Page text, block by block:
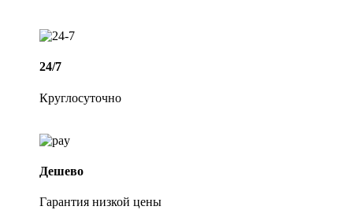
24/7
Круглосуточно
Дешево
Гарантия низкой цены